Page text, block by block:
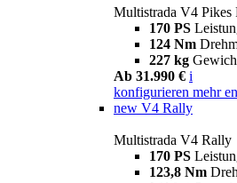
Multistrada V4 Pikes
170 PS
124 Nm
227 kg
Ab 31.990 € i
konfigurieren mehr
new V4 Rally
Multistrada V4 Rally
170 PS
123,8 Nm